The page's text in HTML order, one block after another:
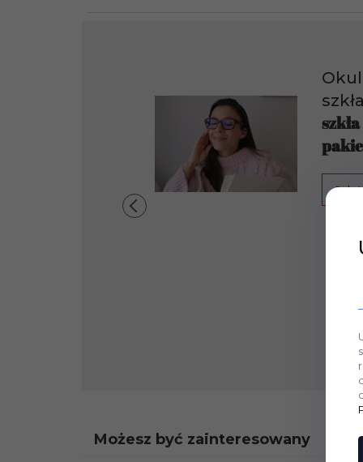
Jak
Możesz być zainteresowany